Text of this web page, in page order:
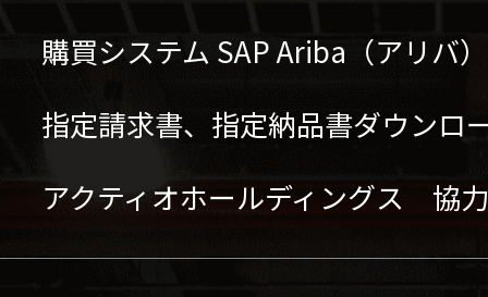
購買システム SAP Ariba（アリバ
指定請求書、指定納品書ダウンロ
アクティオホールディングス 協